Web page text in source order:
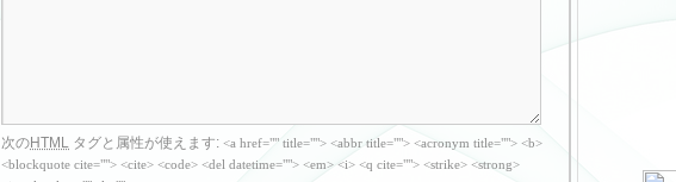
次のHTML タグと属性が使えます: <a href="" title=""> <abbr title=""> <acronym title=""> <b>
<blockquote cite=""> <cite> <code> <del datetime=""> <em> <i> <q cite=""> <strike> <strong>